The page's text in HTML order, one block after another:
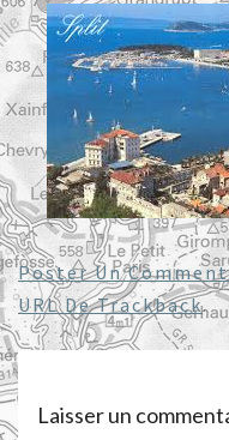
Poster Un
URL De Trackback.
Laisser un